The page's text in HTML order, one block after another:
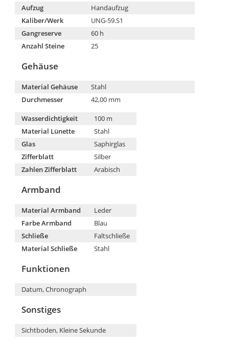
Aufzug
Handaufzug
Kaliber/Werk
UNG-59.S1
Gangreserve
60 h
Anzahl Steine
25
Gehäuse
Material Gehäuse
Stahl
Durchmesser
42,00 mm
Wasserdichtigkeit
100 m
Material Lünette
Stahl
Glas
Saphirglas
Zifferblatt
Silber
Zahlen Zifferblatt
Arabisch
Armband
Material Armband
Leder
Farbe Armband
Blau
Schließe
Faltschließe
Material Schließe
Stahl
Funktionen
Datum, Chronograph
Sonstiges
Sichtboden, Kleine Sekunde